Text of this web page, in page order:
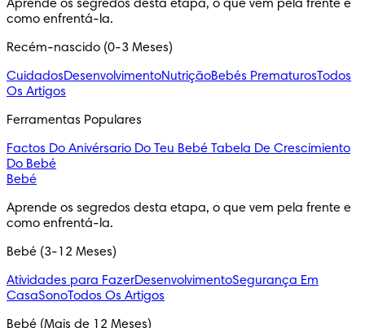
Aprende os segredos desta etapa, o que vem pela frente e
como enfrentá-la.
Recém-nascido (0-3 Meses)
CuidadosDesenvolvimentoNutriçãoBebés PrematurosTodos
Os Artigos
Ferramentas Populares
Factos Do Anivérsario Do Teu Bebé Tabela De Crescimiento
Do Bebé
Bebé
Aprende os segredos desta etapa, o que vem pela frente e
como enfrentá-la.
Bebé (3-12 Meses)
Atividades para FazerDesenvolvimentoSegurança Em
CasaSonoTodos Os Artigos
Bebé (Mais de 12 Meses)